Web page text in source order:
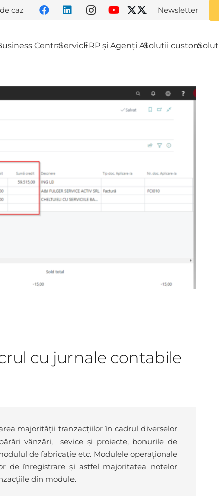
caz Newsletter
CentralServiciiERP și Agenți AISolutii custom
cu jurnale contabile
majorității tranzacțiilor în cadrul diverselor
vânzări, sevice și proiecte, bonurile de
de fabricație etc. Modulele operaționale
de înregistrare și astfel majoritatea notelor
din module.